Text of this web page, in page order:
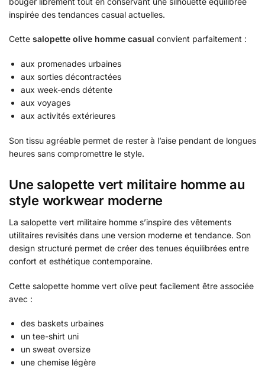
inspirée des tendances casual actuelles.
Cette salopette olive homme casual convient parfaitement :
aux promenades urbaines
aux sorties décontractées
aux week-ends détente
aux voyages
aux activités extérieures
Son tissu agréable permet de rester à l’aise pendant de longues
heures sans compromettre le style.
Une salopette vert militaire homme au
style workwear moderne
La salopette vert militaire homme s’inspire des vêtements
utilitaires revisités dans une version moderne et tendance. Son
design structuré permet de créer des tenues équilibrées entre
confort et esthétique contemporaine.
Cette salopette homme vert olive peut facilement être associée
avec :
des baskets urbaines
un tee-shirt uni
un sweat oversize
une chemise légère